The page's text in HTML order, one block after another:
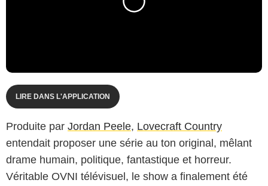
LIRE DANS L'APPLICATION
Produite par Jordan Peele, Lovecraft Country
entendait proposer une série au ton original, mêlant
drame humain, politique, fantastique et horreur.
Véritable OVNI télévisuel, le show a finalement été